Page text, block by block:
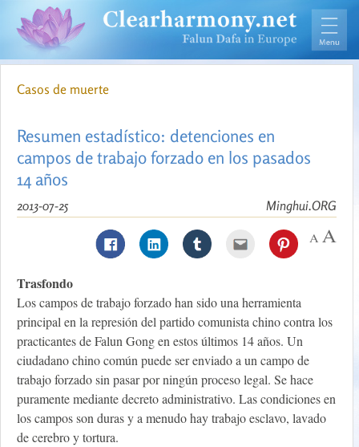
Casos de muerte
Resumen estadístico: detenciones en
campos de trabajo forzado en los pasados
14 años
Minghui.ORG
2013-07-25
Trasfondo
Los campos de trabajo forzado han sido una herramienta
principal en la represión del partido comunista chino contra los
practicantes de Falun Gong en estos últimos 14 años. Un
ciudadano chino común puede ser enviado a un campo de
trabajo forzado sin pasar por ningún proceso legal. Se hace
puramente mediante decreto administrativo. Las condiciones en
los campos son duras y a menudo hay trabajo esclavo, lavado
de cerebro y tortura.